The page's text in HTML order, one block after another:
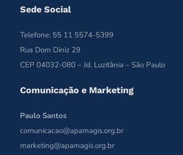
Sede Social
Telefone: 55 11 5574-5399
Rua Dom Diniz 29
CEP 04032-080 – Jd. Luzitânia – São Paulo
Comunicação e Marketing
Paulo Santos
comunicacao@apamagis.org.br
marketing@apamagis.org.br